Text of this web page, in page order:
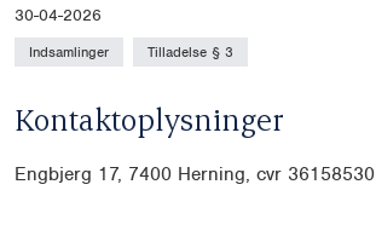
30-04-2026
Indsamlinger Tilladelse § 3
Kontaktoplysninger
Engbjerg 17, 7400 Herning, cvr 36158530